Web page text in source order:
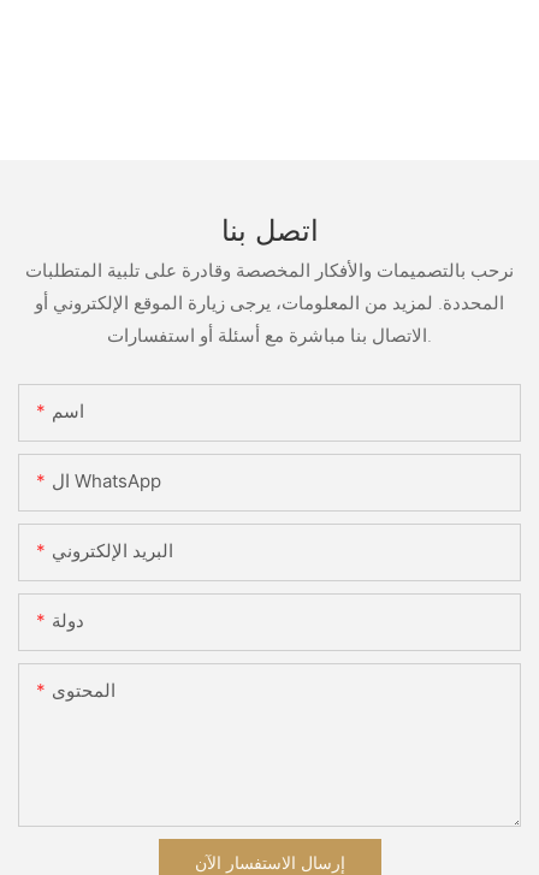
اتصل بنا
نرحب بالتصميمات والأفكار المخصصة وقادرة على تلبية المتطلبات
المحددة. لمزيد من المعلومات، يرجى زيارة الموقع الإلكتروني أو
اسم
ال WhatsApp
البريد الإلكتروني
دولة
المحتوى
إرسال الاستفسار الآن